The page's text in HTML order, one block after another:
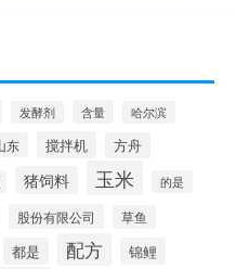
发酵剂 含量 哈尔滨
东 搅拌机 方舟
猪饲料 玉米 的是
股份有限公司 草鱼
都是 配方 锦鲤